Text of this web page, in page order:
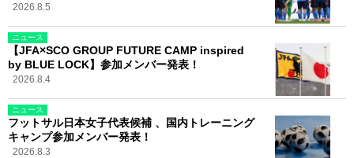
2026.8.5
ニュース
【JFA×SCO GROUP FUTURE CAMP inspired
by BLUE LOCK】参加メンバー発表！
2026.8.4
ニュース
フットサル日本女子代表候補 、国内トレーニング
キャンプ参加メンバー発表！
2026.8.3